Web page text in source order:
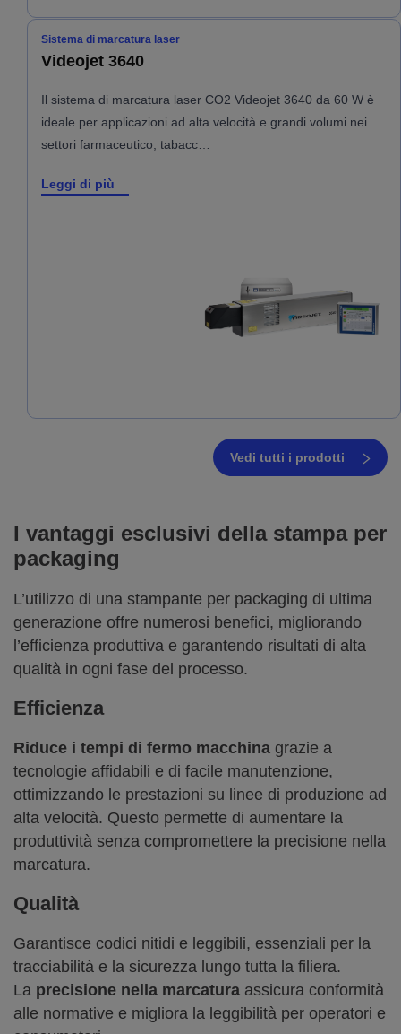
Sistema di marcatura laser
Videojet 3640
Il sistema di marcatura laser CO2 Videojet 3640 da 60 W è
ideale per applicazioni ad alta velocità e grandi volumi nei
settori farmaceutico, tabacc…
Leggi di più
Vedi tutti i prodotti
I vantaggi esclusivi della stampa per
packaging
L’utilizzo di una stampante per packaging di ultima
generazione offre numerosi benefici, migliorando
l’efficienza produttiva e garantendo risultati di alta
qualità in ogni fase del processo.
Efficienza
Riduce i tempi di fermo macchina grazie a
tecnologie affidabili e di facile manutenzione,
ottimizzando le prestazioni su linee di produzione ad
alta velocità. Questo permette di aumentare la
produttività senza compromettere la precisione nella
marcatura.
Qualità
Garantisce codici nitidi e leggibili, essenziali per la
tracciabilità e la sicurezza lungo tutta la filiera.
La precisione nella marcatura assicura conformità
alle normative e migliora la leggibilità per operatori e